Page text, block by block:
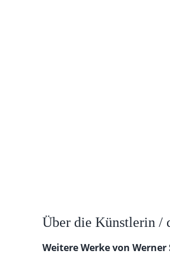
Über die Künstlerin /
Weitere Werke von